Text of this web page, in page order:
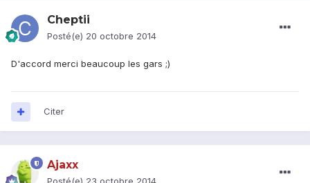
Cheptii
Posté(e) 20 octobre 2014
D'accord merci beaucoup les gars ;)
Citer
Ajaxx